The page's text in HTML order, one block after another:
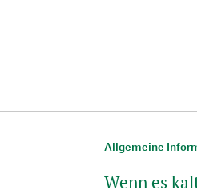
Allgemeine
Wenn es